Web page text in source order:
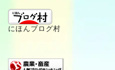
にほんブログ村